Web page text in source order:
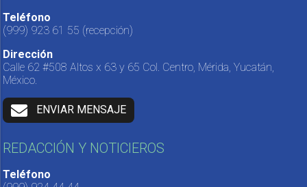
Teléfono
(999) 923 61 55 (recepción)
Dirección
Calle 62 #508 Altos x 63 y 65 Col. Centro, Mérida, Yucatán,
México.
ENVIAR MENSAJE
REDACCIÓN Y NOTICIEROS
Teléfono